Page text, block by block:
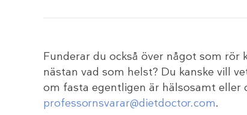
Funderar du också över något som rör
nästan vad som helst? Du kanske vill
om fasta egentligen är hälsosamt
professornsvarar@dietdoctor.com.